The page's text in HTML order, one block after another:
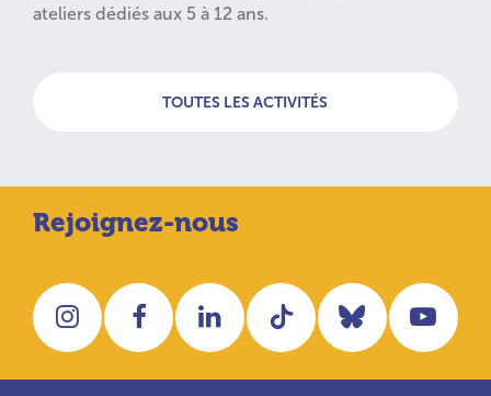
ateliers dédiés aux 5 à 12 ans.
TOUTES LES ACTIVITÉS
Rejoignez-nous
InstagramFacebookLinkedInTiktok Bluesky